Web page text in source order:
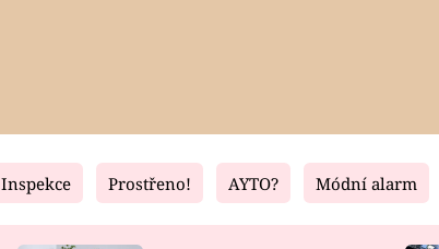
Fresh Living
Inspekce Prostřeno! AYTO? Módní alarm